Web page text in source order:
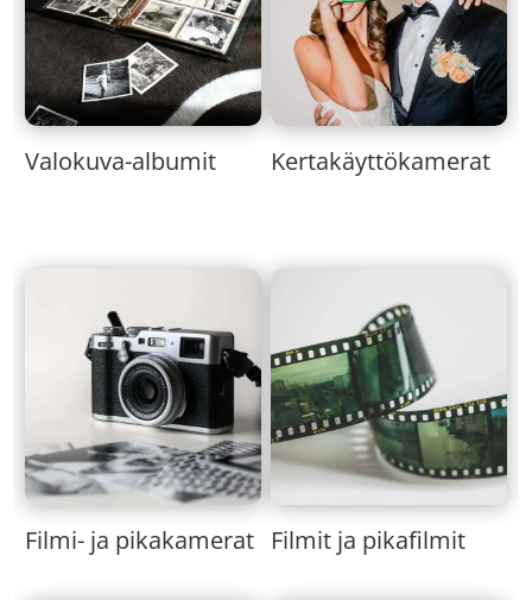
Valokuva-albumit Kertakäyttökamerat
Filmi- ja pikakamerat Filmit ja pikafilmit